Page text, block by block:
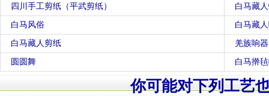
四川手工剪纸（平武剪纸） 白马藏
白马风俗 白马藏
白马藏人剪纸 羌族响器
圆圆舞 白马擀
你可能对下列工艺